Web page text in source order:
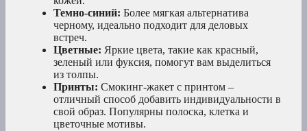
Темно-синий: Более мягкая альтернатива
черному, идеально подходит для деловых
встреч.
Цветные: Яркие цвета, такие как красный,
зеленый или фуксия, помогут вам выделиться
из толпы.
Принты: Смокинг-жакет с принтом –
отличный способ добавить индивидуальности в
свой образ. Популярны полоска, клетка и
цветочные мотивы.